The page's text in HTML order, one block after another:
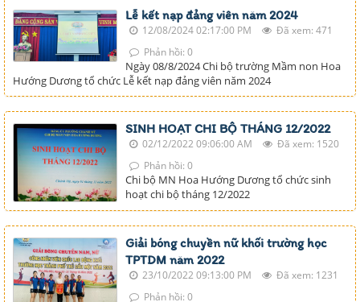
Lễ kết nạp đảng viên năm 2024
12/08/2024 02:17:00 PM
Đã xem: 471
Phản hồi: 0
Ngày 08/8/2024 Chi bộ trường Mầm non Hoa
Hướng Dương tổ chức Lễ kết nạp đảng viên năm 2024
SINH HOẠT CHI BỘ THÁNG 12/2022
02/12/2022 09:06:00 AM
Đã xem: 1520
Phản hồi: 0
Chi bộ MN Hoa Hướng Dương tổ chức sinh
hoạt chi bộ tháng 12/2022
Giải bóng chuyền nữ khối trường học
TPTDM năm 2022
23/10/2022 09:13:00 PM
Đã xem: 1231
Phản hồi: 0